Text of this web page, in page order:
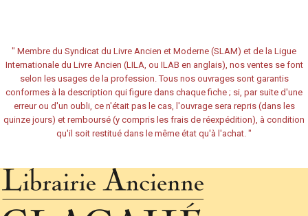
" Membre du Syndicat du Livre Ancien et Moderne (SLAM) et de la Ligue
Internationale du Livre Ancien (LILA, ou ILAB en anglais), nos ventes se font
selon les usages de la profession. Tous nos ouvrages sont garantis
conformes à la description qui figure dans chaque fiche ; si, par suite d'une
erreur ou d'un oubli, ce n'était pas le cas, l'ouvrage sera repris (dans les
quinze jours) et remboursé (y compris les frais de réexpédition), à condition
qu'il soit restitué dans le même état qu'à l'achat. "